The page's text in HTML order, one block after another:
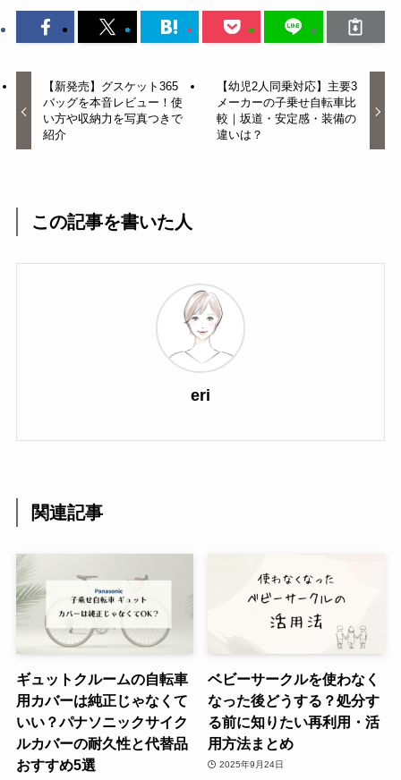
【新発売】グスケット365
バッグを本音レビュー！使
い方や収納力を写真つきで
紹介
【幼児2人同乗対応】主要3
メーカーの子乗せ自転車比
較｜坂道・安定感・装備の
違いは？
この記事を書いた人
eri
関連記事
ギュットクルームの自転車
用カバーは純正じゃなくて
いい？パナソニックサイク
ルカバーの耐久性と代替品
おすすめ5選
ベビーサークルを使わなく
なった後どうする？処分す
る前に知りたい再利用・活
用方法まとめ
2025年9月24日